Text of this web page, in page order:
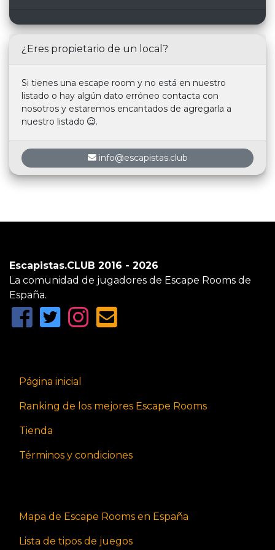
¿Eres propietario de un local?
Si tienes una escape room y no está en nuestro
listado o hay algún dato erróneo contacta con
nosotros y estaremos encantados de agregarla a
nuestro listado
.
info@escapistas.club
Escapistas.CLUB 2016 - 2026
La comunidad de jugadores de Escape Rooms de
España.
Página inicial
Ranking de los mejores Escape Rooms
Tienda
Términos y condiciones
Mapa de Escape Rooms en España
Lista de tipos de juegos